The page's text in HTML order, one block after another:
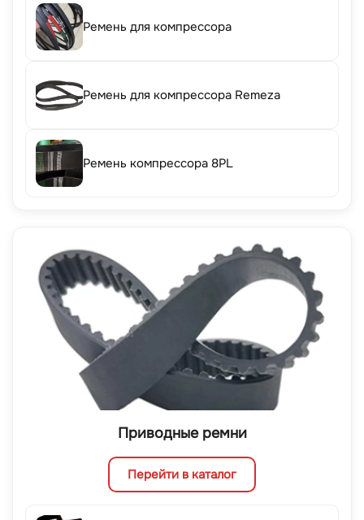
Ремень для компрессора
Ремень для компрессора Remeza
Ремень компрессора 8PL
Приводные ремни
Перейти в каталог